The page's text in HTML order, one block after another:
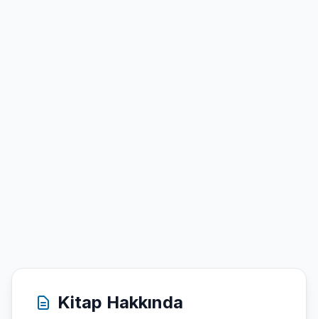
Kitap Hakkında